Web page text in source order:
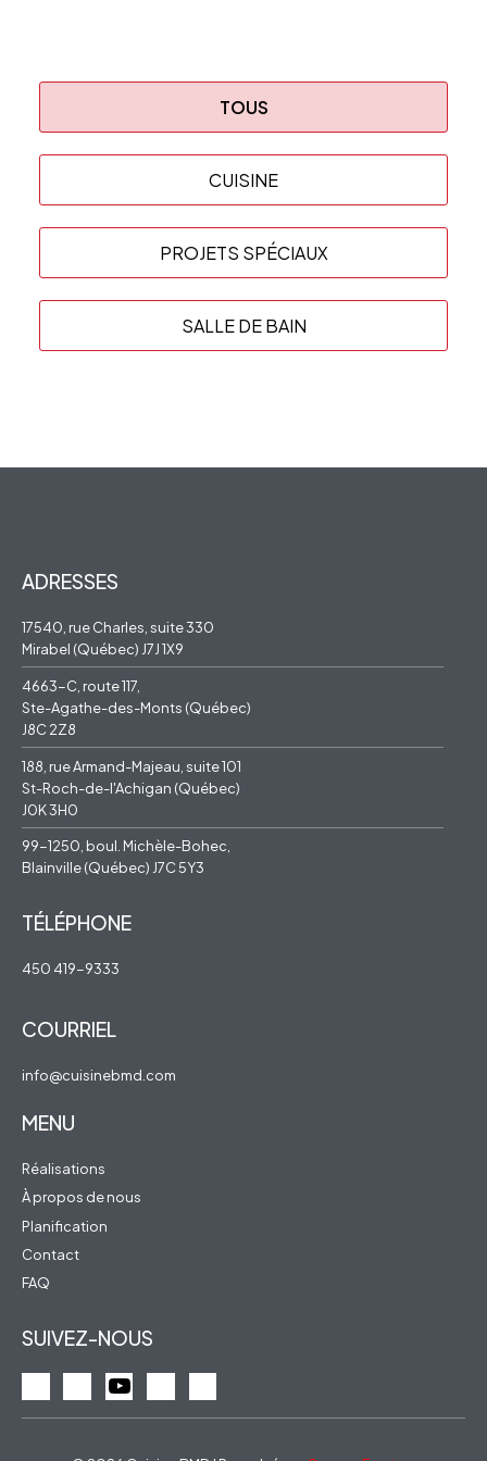
TOUS
CUISINE
PROJETS SPÉCIAUX
SALLE DE BAIN
ADRESSES
17540, rue Charles, suite 330
Mirabel (Québec) J7J 1X9
4663-C, route 117,
Ste-Agathe-des-Monts (Québec)
J8C 2Z8
188, rue Armand-Majeau, suite 101
St-Roch-de-l'Achigan (Québec)
J0K 3H0
99-1250, boul. Michèle-Bohec,
Blainville (Québec) J7C 5Y3
TÉLÉPHONE
450 419-9333
COURRIEL
info@cuisinebmd.com
MENU
Réalisations
À propos de nous
Planification
Contact
FAQ
SUIVEZ-NOUS